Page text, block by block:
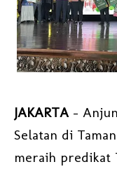
JAKARTA –
Selatan di
meraih predikat